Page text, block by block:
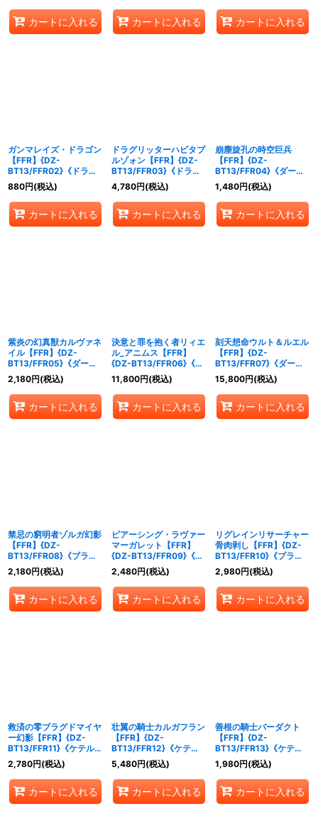
カートに入れる カートに入れる カートに入れる
ガンマレイズ・ドラゴン
【FFR】{DZ-
BT13/FFR02}《ドラゴ
ンエンパイア》
880円(税込)
カートに入れる
ドラグリッターハビタブ
ルゾォン【FFR】{DZ-
BT13/FFR03}《ドラゴ
ンエンパイア》
4,780円(税込)
カートに入れる
崩塵旋孔の時空巨兵
【FFR】{DZ-
BT13/FFR04}《ダーク
ステイツ》
1,480円(税込)
カートに入れる
紫炎の幻真獣カルヴァネ
イル【FFR】{DZ-
BT13/FFR05}《ダーク
ステイツ》
2,180円(税込)
カートに入れる
決意と罪を抱く者リィエ
ル_アニムス【FFR】
{DZ-BT13/FFR06}《ダ
ークステイツ/ケテルサ
ンクチュアリ》
11,800円(税込)
カートに入れる
刻天想命ウルト＆ルエル
【FFR】{DZ-
BT13/FFR07}《ダーク
ステイツケテルサンクチ
ュアリ》
15,800円(税込)
カートに入れる
禁忌の窮明者ゾルガ幻影
【FFR】{DZ-
BT13/FFR08}《ブラン
トゲート》
2,180円(税込)
カートに入れる
ピアーシング・ラヴァー
マーガレット【FFR】
{DZ-BT13/FFR09}《ブ
ラントゲート》
2,480円(税込)
カートに入れる
リグレインリサーチャー
骨肉剥し【FFR】{DZ-
BT13/FFR10}《ブラン
トゲート》
2,980円(税込)
カートに入れる
救済の零ブラグドマイヤ
ー幻影【FFR】{DZ-
BT13/FFR11}《ケテルサ
ンクチュアリ》
2,780円(税込)
カートに入れる
壮翼の騎士カルガフラン
【FFR】{DZ-
BT13/FFR12}《ケテル
サンクチュアリ》
5,480円(税込)
カートに入れる
善根の騎士バーダクト
【FFR】{DZ-
BT13/FFR13}《ケテル
サンクチュアリ》
1,980円(税込)
カートに入れる